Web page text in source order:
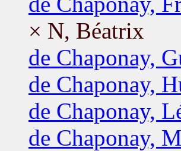
× N, Béatrix
de Chaponay,
de Chaponay,
de Chaponay,
de Chaponay,